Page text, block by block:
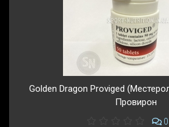
Golden Dragon Proviged
Провирон
0